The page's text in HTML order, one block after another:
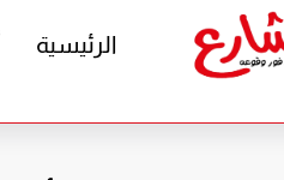
الرئيسية